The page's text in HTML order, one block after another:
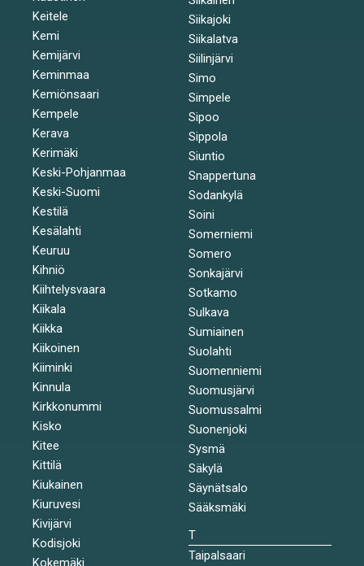
Keitele
Kemi
Kemijärvi
Keminmaa
Kemiönsaari
Kempele
Kerava
Kerimäki
Keski-Pohjanmaa
Keski-Suomi
Kestilä
Kesälahti
Keuruu
Kihniö
Kiihtelysvaara
Kiikala
Kiikka
Kiikoinen
Kiiminki
Kinnula
Kirkkonummi
Kisko
Kitee
Kittilä
Kiukainen
Kiuruvesi
Kivijärvi
Kodisjoki
Kokemäki
Siikajoki
Siikalatva
Siilinjärvi
Simo
Simpele
Sipoo
Sippola
Siuntio
Snappertuna
Sodankylä
Soini
Somerniemi
Somero
Sonkajärvi
Sotkamo
Sulkava
Sumiainen
Suolahti
Suomenniemi
Suomusjärvi
Suomussalmi
Suonenjoki
Sysmä
Säkylä
Säynätsalo
Sääksmäki
T
Taipalsaari